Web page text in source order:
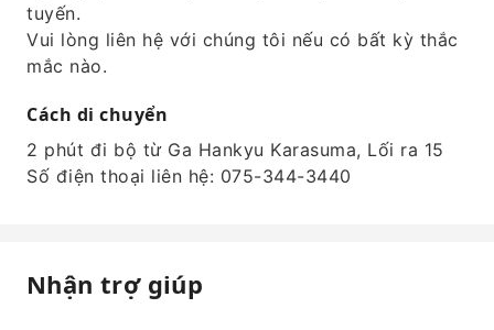
tuyến.
Vui lòng liên hệ với chúng tôi nếu có bất kỳ thắc
mắc nào.
Cách di chuyển
2 phút đi bộ từ Ga Hankyu Karasuma, Lối ra 15
Số điện thoại liên hệ: 075-344-3440
Nhận trợ giúp